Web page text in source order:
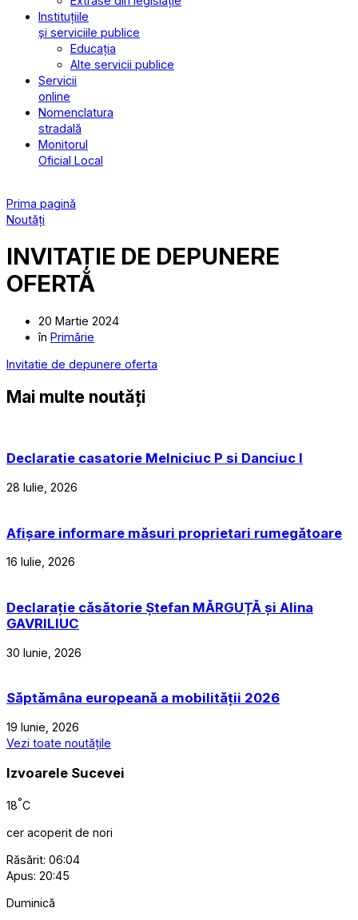
Instituțiile
și serviciile publice
Educația
Alte servicii publice
Servicii
online
Nomenclatura
stradală
Monitorul
Oficial Local
Prima pagină
Noutăți
INVITAȚIE DE DEPUNERE
OFERTĂ
20 Martie 2024
în Primărie
Invitatie de depunere oferta
Mai multe noutăți
Declaratie casatorie Melniciuc P si Danciuc I
28 Iulie, 2026
Afișare informare măsuri proprietari rumegătoare
16 Iulie, 2026
Declarație căsătorie Ștefan MĂRGUȚĂ și Alina
GAVRILIUC
30 Iunie, 2026
Săptămâna europeană a mobilității 2026
19 Iunie, 2026
Vezi toate noutățile
Izvoarele Sucevei
18°C
cer acoperit de nori
Răsărit: 06:04
Apus: 20:45
Duminică